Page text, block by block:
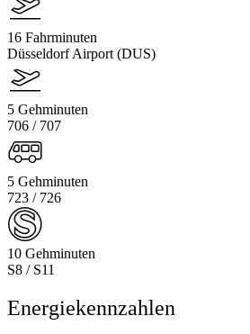
16 Fahrminuten
Düsseldorf Airport (DUS)
5 Gehminuten
706 / 707
5 Gehminuten
723 / 726
10 Gehminuten
S8 / S11
Energiekennzahlen